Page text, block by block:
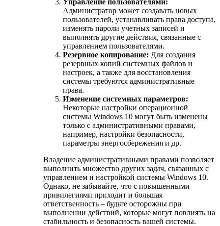
Управление пользователями:
Администратор может создавать новых
пользователей, устанавливать права доступа,
изменять пароли учетных записей и
выполнять другие действия, связанные с
управлением пользователями.
Резервное копирование: Для создания
резервных копий системных файлов и
настроек, а также для восстановления
системы требуются административные
права.
Изменение системных параметров:
Некоторые настройки операционной
системы Windows 10 могут быть изменены
только с административными правами,
например, настройки безопасности,
параметры энергосбережения и др.
Владение административными правами позволяет
выполнить множество других задач, связанных с
управлением и настройкой системы Windows 10.
Однако, не забывайте, что с повышенными
привилегиями приходит и большая
ответственность – будьте осторожны при
выполнении действий, которые могут повлиять на
стабильность и безопасность вашей системы.